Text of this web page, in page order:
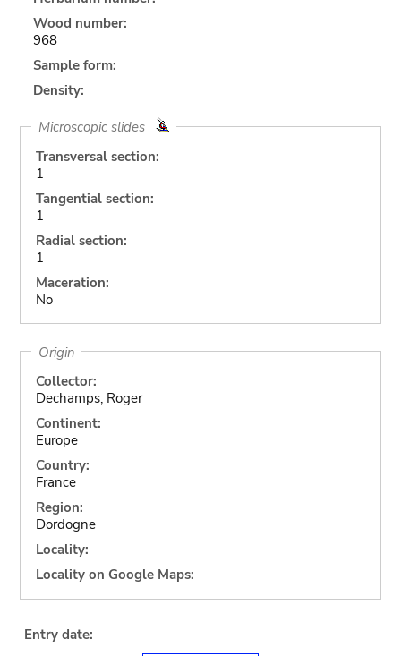
Wood number:
968
Sample form:
Density:
Microscopic slides
Transversal section:
1
Tangential section:
1
Radial section:
1
Maceration:
No
Origin
Collector:
Dechamps, Roger
Continent:
Europe
Country:
France
Region:
Dordogne
Locality:
Locality on Google Maps:
Entry date: